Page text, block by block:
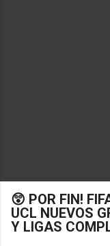
😲 POR FIN!
UCL NUEVOS
Y LIGAS